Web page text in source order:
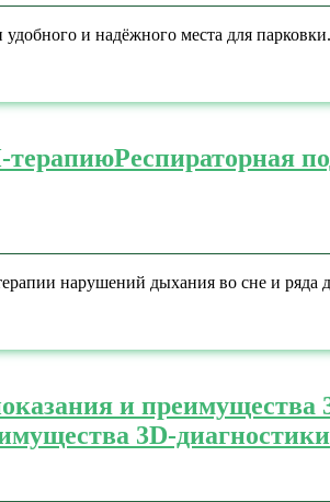
и надёжного места для
терапиюРеспираторная
нарушений дыхания во сне и ряда
и преимущества
3D-диагностики